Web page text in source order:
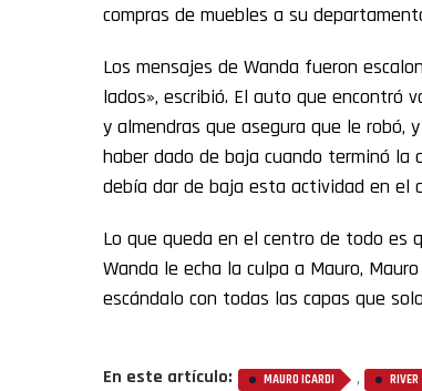
compras de muebles a su
Los mensajes de Wanda fueron
lados», escribió. El auto que encontró
y almendras que asegura que le robó,
haber dado de baja cuando terminó la
debía dar de baja esta actividad en el
Lo que queda en el centro de todo es
Wanda le echa la culpa a Mauro,
escándalo con todas las capas que
En este artículo: MAURO ICARDI , RIVER